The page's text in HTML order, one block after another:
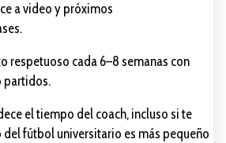
a video y próximos
respetuoso cada 6–8 semanas con
partidos.
el tiempo del coach, incluso si te
del fútbol universitario es más pequeño